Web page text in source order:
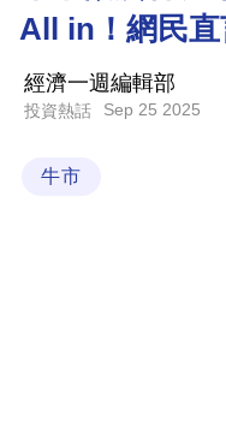
業
科
技
All in！網民
經濟一週編輯部
投資熱話 Sep 25 2025
牛市